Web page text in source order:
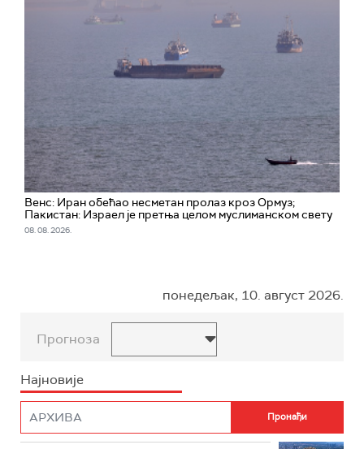
Венс: Иран обећао несметан пролаз кроз Ормуз;
Пакистан: Израел је претња целом муслиманском свету
08. 08. 2026.
понедељак, 10. август 2026.
Прогноза
Најновије